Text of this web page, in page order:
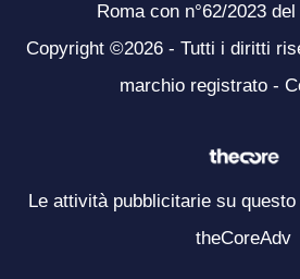
Roma con n°62/2023
Copyright ©2026 - Tutti i diritti
marchio registrato -
Le attività pubblicitarie su
theCoreAdv